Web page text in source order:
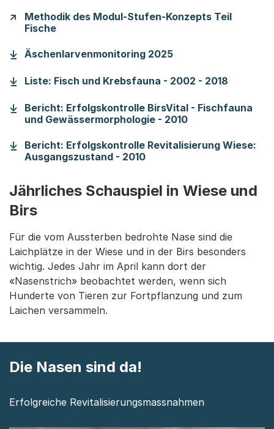
Methodik des Modul-Stufen-Konzepts Teil
Fische
Äschenlarvenmonitoring 2025(Startet einen
Liste: Fisch und Krebsfauna - 2002 - 2018
Bericht: Erfolgskontrolle BirsVital - Fischfauna
und Gewässermorphologie - 2010(Startet einen
Bericht: Erfolgskontrolle Revitalisierung Wiese:
Ausgangszustand - 2010(Startet einen Download)
Jährliches Schauspiel in Wiese und
Birs
Für die vom Aussterben bedrohte Nase sind die
Laichplätze in der Wiese und in der Birs besonders
wichtig. Jedes Jahr im April kann dort der
«Nasenstrich» beobachtet werden, wenn sich
Hunderte von Tieren zur Fortpflanzung und zum
Laichen versammeln.
Die Nasen sind da!
Erfolgreiche Revitalisierungsmassnahmen